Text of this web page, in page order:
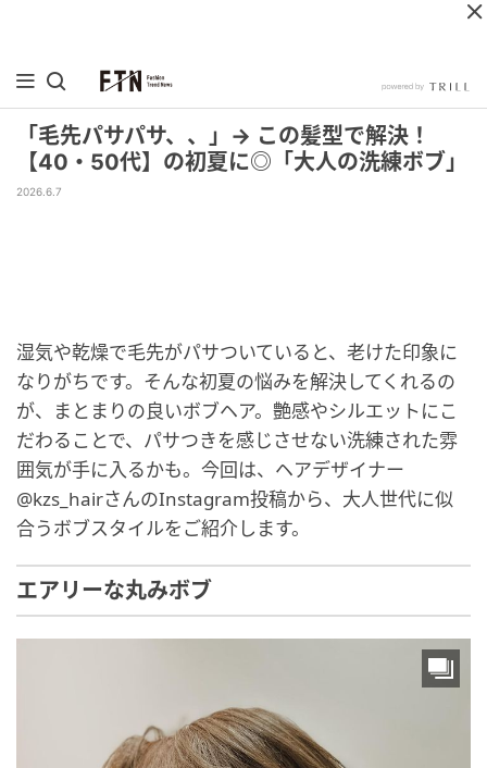
「毛先パサパサ、、」→ この髪型で解決！
【40・50代】の初夏に◎「大人の洗練ボブ」
2026.6.7
湿気や乾燥で毛先がパサついていると、老けた印象に
なりがちです。そんな初夏の悩みを解決してくれるの
が、まとまりの良いボブヘア。艶感やシルエットにこ
だわることで、パサつきを感じさせない洗練された雰
囲気が手に入るかも。今回は、ヘアデザイナー
@kzs_hairさんのInstagram投稿から、大人世代に似
合うボブスタイルをご紹介します。
エアリーな丸みボブ